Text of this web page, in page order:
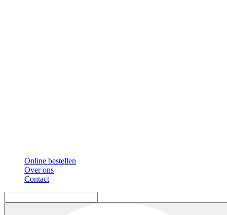
Online bestellen
Over ons
Contact